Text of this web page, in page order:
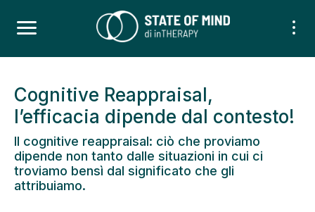
Cognitive Reappraisal,
l’efficacia dipende dal contesto!
Il cognitive reappraisal: ciò che proviamo
dipende non tanto dalle situazioni in cui ci
troviamo bensì dal significato che gli
attribuiamo.